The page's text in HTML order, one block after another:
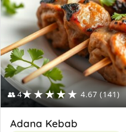
👥 4★★★★★ 4.67 (141)
Adana Kebab